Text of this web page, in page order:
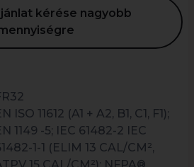
kérése nagyobb
ISO 11612 (A1 + A2, B1, C1, F1);
1149 -5; IEC 61482-2 IEC
1-1 (ELIM 13 CAL/CM²,